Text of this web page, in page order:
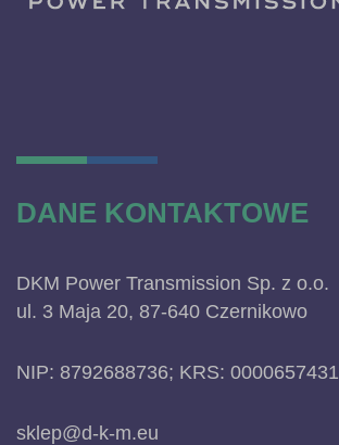
DANE KONTAKTOWE
DKM Power Transmission Sp. z o.o.
ul. 3 Maja 20, 87-640 Czernikowo
NIP: 8792688736; KRS: 0000657431
sklep@d-k-m.eu